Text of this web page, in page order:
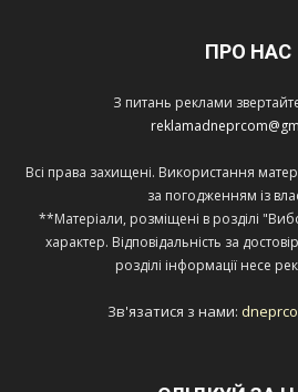
ПРО НАС
З питань реклами
Всі права захищені. Використання
за погодженням із
**Матеріали, розміщені в розділі
характер. Відповідальність за
розділі інформації несе
Зв'язатися з нами: